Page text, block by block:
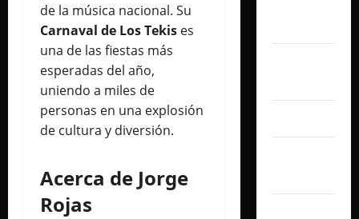
de la música nacional. Su
Carnaval de Los Tekis es
una de las fiestas más
esperadas del año,
uniendo a miles de
personas en una explosión
de cultura y diversión.
Acerca de Jorge
Rojas